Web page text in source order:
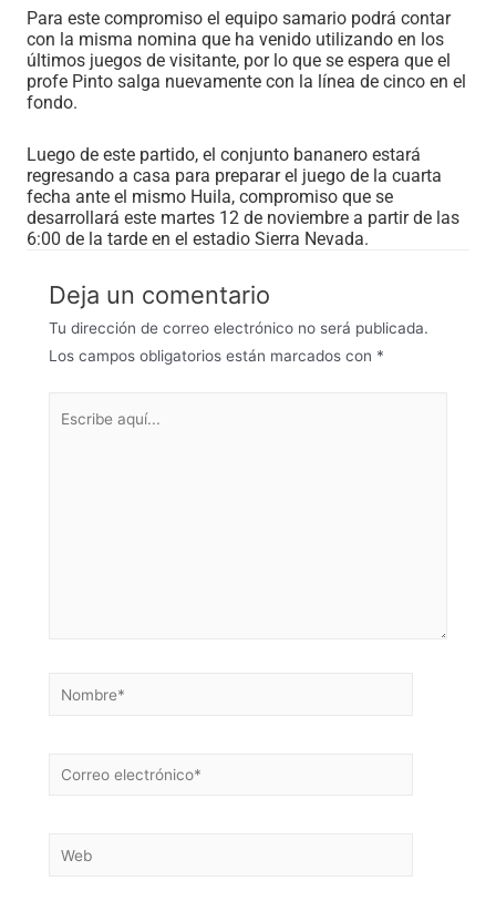
Para este compromiso el equipo samario podrá contar
con la misma nomina que ha venido utilizando en los
últimos juegos de visitante, por lo que se espera que el
profe Pinto salga nuevamente con la línea de cinco en el
fondo.
Luego de este partido, el conjunto bananero estará
regresando a casa para preparar el juego de la cuarta
fecha ante el mismo Huila, compromiso que se
desarrollará este martes 12 de noviembre a partir de las
6:00 de la tarde en el estadio Sierra Nevada.
Deja un comentario
Tu dirección de correo electrónico no será publicada.
Los campos obligatorios están marcados con *